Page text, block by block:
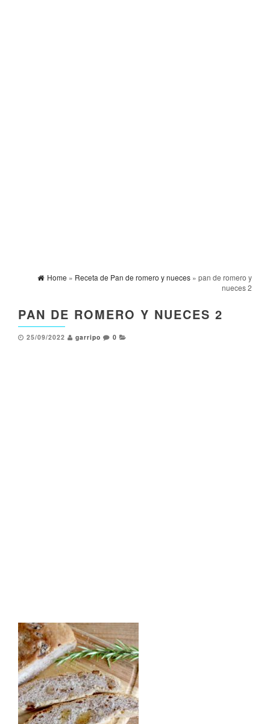
Home » Receta de Pan de romero y nueces » pan de romero y
nueces 2
PAN DE ROMERO Y NUECES 2
25/09/2022 garripo 0